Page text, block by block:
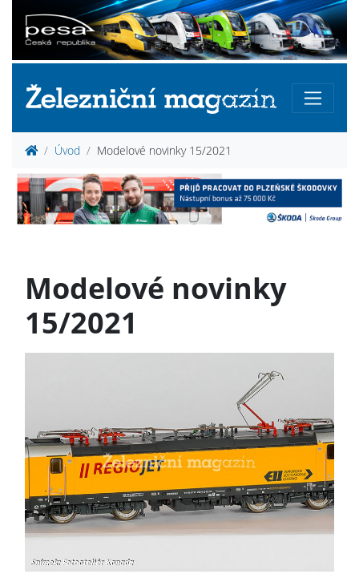
Úvod Modelové novinky 15/2021
Modelové novinky
15/2021